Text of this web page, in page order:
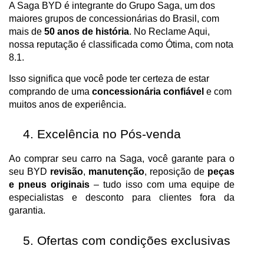
A Saga BYD é integrante do Grupo Saga, um dos
maiores grupos de concessionárias do Brasil, com
mais de 50 anos de história. No Reclame Aqui,
nossa reputação é classificada como Ótima, com nota
8.1.
Isso significa que você pode ter certeza de estar
comprando de uma concessionária confiável e com
muitos anos de experiência.
Excelência no Pós-venda
Ao comprar seu carro na Saga, você garante para o
seu BYD revisão, manutenção, reposição de peças
e pneus originais – tudo isso com uma equipe de
especialistas e desconto para clientes fora da
garantia.
Ofertas com condições exclusivas